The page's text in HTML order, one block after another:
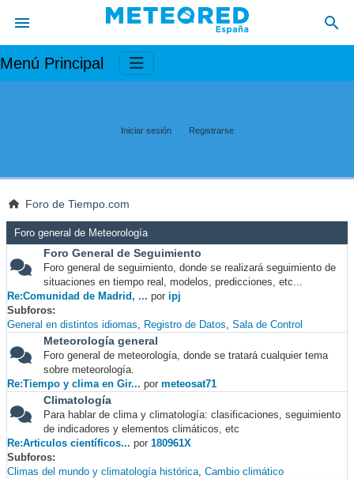
Menú Principal
Iniciar sesión Registrarse
Foro de Tiempo.com
Foro general de Meteorología
Foro General de Seguimiento
Foro general de seguimiento, donde se realizará seguimiento de
situaciones en tiempo real, modelos, predicciones, etc...
Re:Comunidad de Madrid, ... por ipj
Subforos
General en distintos idiomas
Registro de Datos Sala de Control
Meteorología general
Foro general de meteorología, donde se tratará cualquier tema
sobre meteorología.
Re:Tiempo y clima en Gir... por meteosat71
Climatología
Para hablar de clima y climatología: clasificaciones, seguimiento
de indicadores y elementos climáticos, etc
Re:Articulos científicos... por 180961X
Subforos
Climas del mundo y climatología histórica Cambio climático